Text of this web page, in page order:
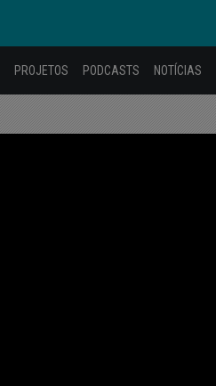
PROJETOS PODCASTS NOTÍCIAS